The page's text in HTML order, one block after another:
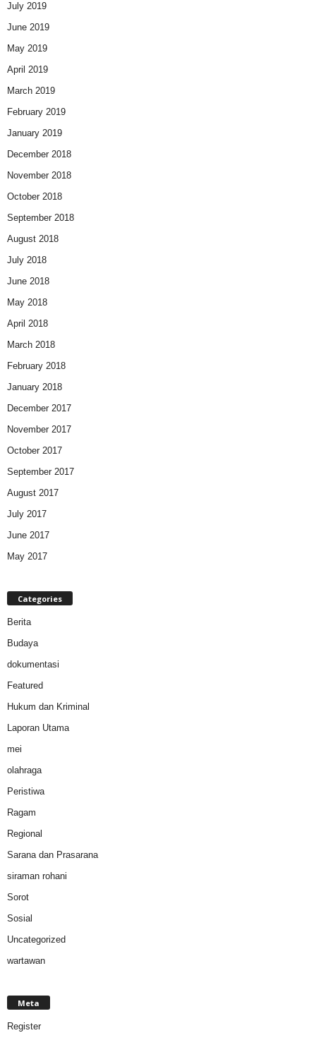
July 2019
June 2019
May 2019
April 2019
March 2019
February 2019
January 2019
December 2018
November 2018
October 2018
September 2018
August 2018
July 2018
June 2018
May 2018
April 2018
March 2018
February 2018
January 2018
December 2017
November 2017
October 2017
September 2017
August 2017
July 2017
June 2017
May 2017
Categories
Berita
Budaya
dokumentasi
Featured
Hukum dan Kriminal
Laporan Utama
mei
olahraga
Peristiwa
Ragam
Regional
Sarana dan Prasarana
siraman rohani
Sorot
Sosial
Uncategorized
wartawan
Meta
Register